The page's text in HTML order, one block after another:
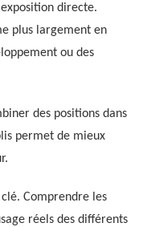
directe.
plus largement en
ou des
des positions dans
permet de mieux
Comprendre les
réels des différents